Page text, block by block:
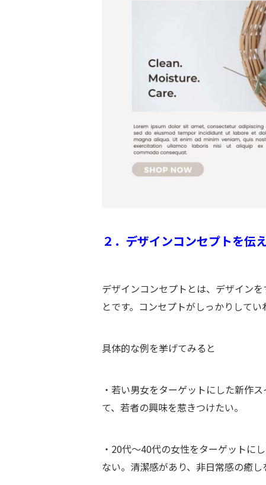
２．デザインコンセプトを伝
デザインコンセプトとは、デザイン
とです。コンセプトがしっかりして
具体的な例を挙げてみると
・若い男女をターゲットにした新作
て、若者の興味を惹きつけたい。
・20代～40代の女性をターゲットに
ない。清潔感があり、非日常感の癒し